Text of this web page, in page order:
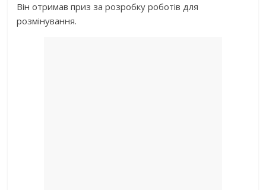
Він отримав приз за розробку роботів для
розмінування.